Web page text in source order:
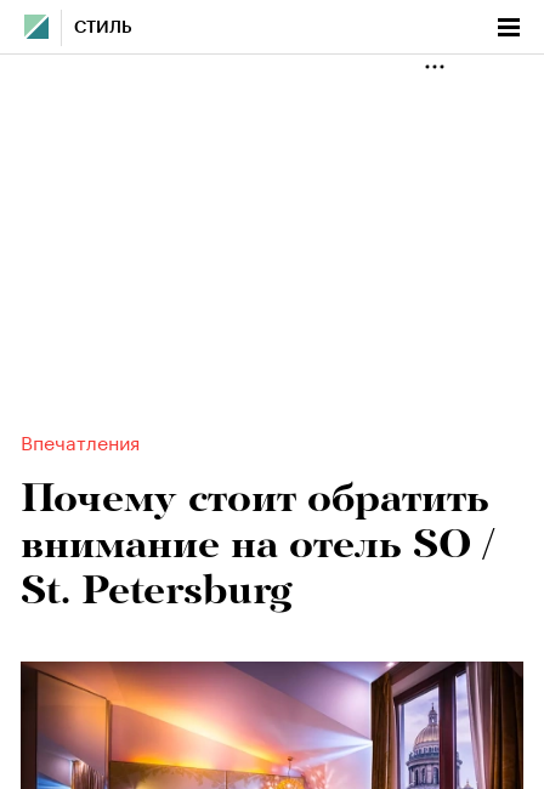
СТИЛЬ
Впечатления
Почему стоит обратить
внимание на отель SO /
St. Petersburg